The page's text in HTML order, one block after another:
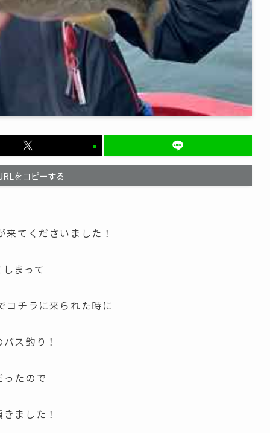
をコピーする
てくださいました！
まって
コチラに来られた時に
ス釣り！
たので
ました！